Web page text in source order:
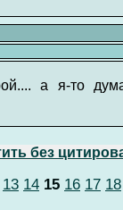
а я-то
без
13 14 15 16 17 18